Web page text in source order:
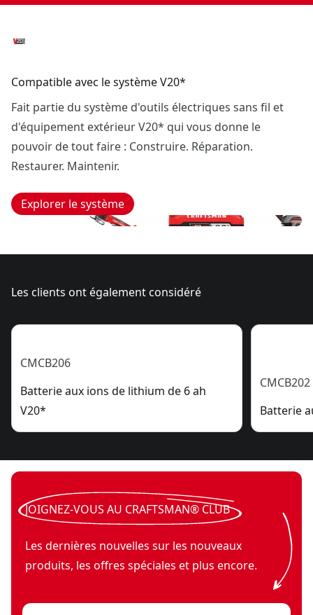
Compatible avec le système V20*
Fait partie du système d'outils électriques sans fil et
d'équipement extérieur V20* qui vous donne le
pouvoir de tout faire : Construire. Réparation.
Restaurer. Maintenir.
Explorer le système
Les clients ont également considéré
CMCB206
Batterie aux ions de lithium de 6 ah
V20*
CMCB202
Batterie
JOIGNEZ-VOUS AU CRAFTSMAN® CLUB
Les dernières nouvelles sur les nouveaux
produits, les offres spéciales et plus encore.